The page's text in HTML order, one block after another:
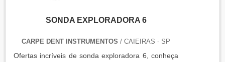
SONDA EXPLORADORA 6
CARPE DENT INSTRUMENTOS / CAIEIRAS - SP
Ofertas incrí­veis de sonda exploradora 6, conheça